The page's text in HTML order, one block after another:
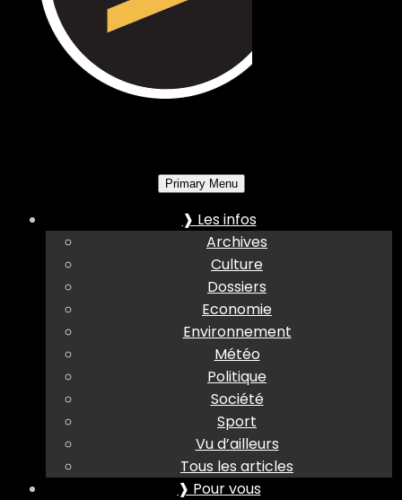
Primary Menu
❱ Les infos
Archives
Culture
Dossiers
Economie
Environnement
Météo
Politique
Société
Sport
Vu d’ailleurs
Tous les articles
❱ Pour vous